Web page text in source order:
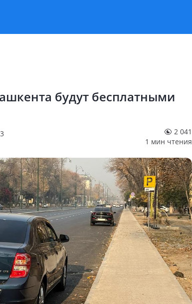
будут бесплатными
2 041
1 мин чтения